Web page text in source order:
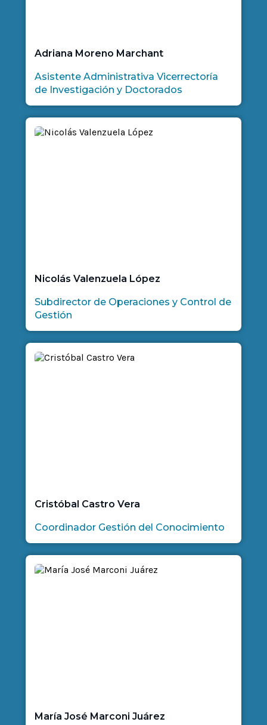
Adriana Moreno Marchant
Asistente Administrativa Vicerrectoría
de Investigación y Doctorados
Nicolás Valenzuela López
Subdirector de Operaciones y Control de
Gestión
Cristóbal Castro Vera
Coordinador Gestión del Conocimiento
María José Marconi Juárez